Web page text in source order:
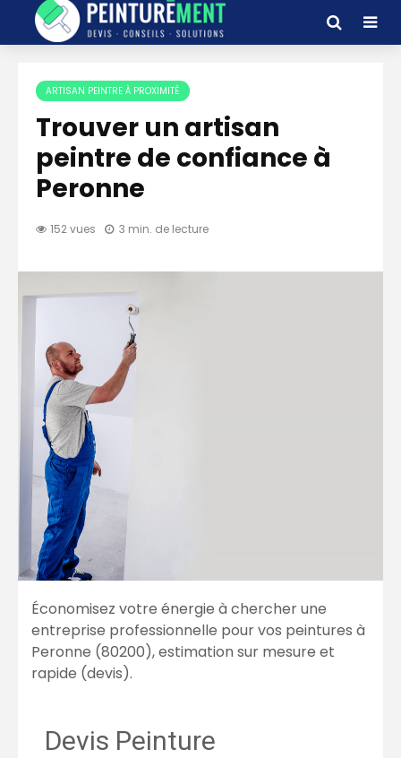
ARTISAN PEINTRE À PROXIMITÉ
Trouver un artisan
peintre de confiance à
Peronne
152 vues 3 min. de lecture
Économisez votre énergie à chercher une
entreprise professionnelle pour vos peintures à
Peronne (80200), estimation sur mesure et
rapide (devis).
Devis Peinture